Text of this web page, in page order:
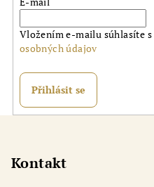
Vložením e-mailu súhlasíte s
osobných údajov
Přihlásit se
Kontakt